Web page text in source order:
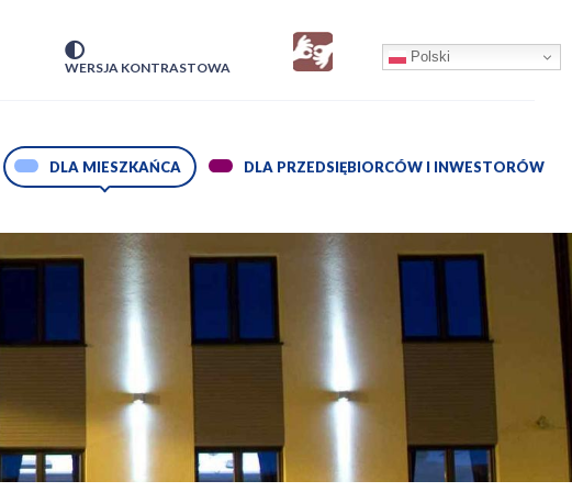
PRZEŁĄCZ
WERSJA KONTRASTOWA
Polski
ROZWIŃ
MENU
DLA MIESZKAŃCA
ROZWIŃ
DLA PRZEDSIĘBIORCÓW I INWESTORÓW